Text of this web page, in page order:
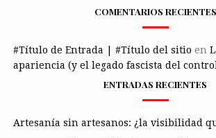
COMENTARIOS RECIENTES
#Título de Entrada | #Título del sitio en
apariencia (y el legado fascista del
ENTRADAS RECIENTES
Artesanía sin artesanos: ¿la visibilidad